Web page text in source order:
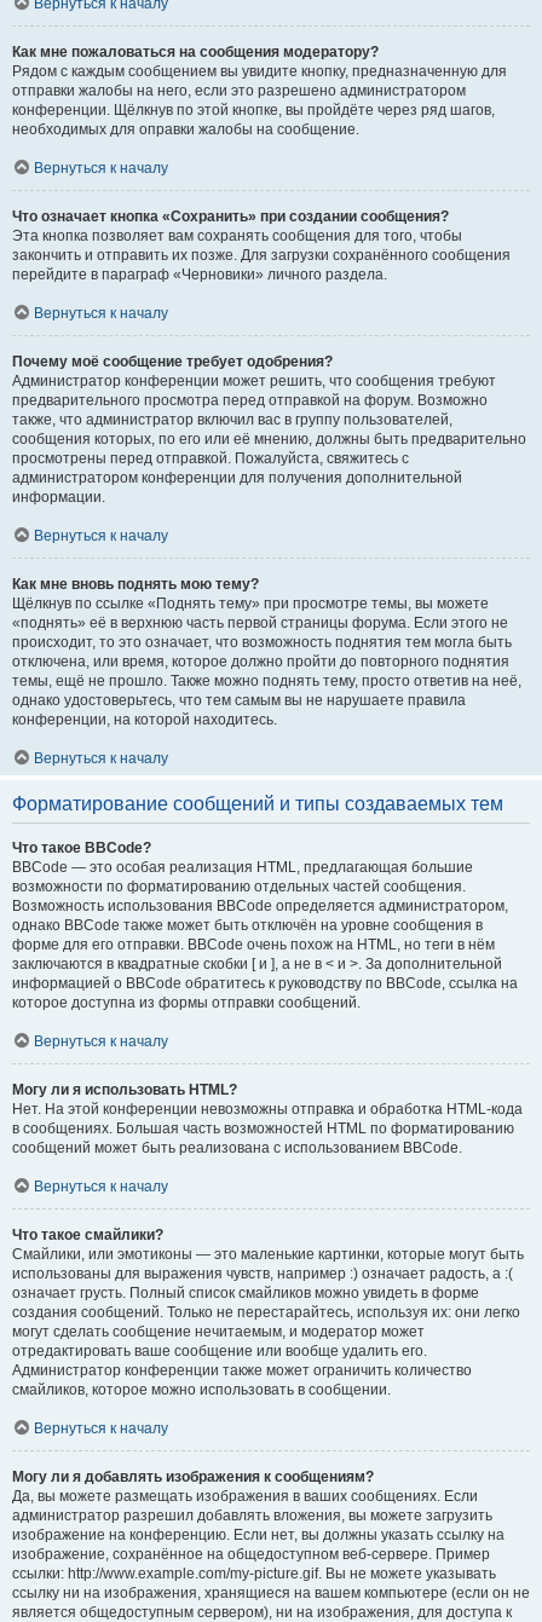
Вернуться к началу
Как мне пожаловаться на сообщения модератору?
Рядом с каждым сообщением вы увидите кнопку, предназначенную для
отправки жалобы на него, если это разрешено администратором
конференции. Щёлкнув по этой кнопке, вы пройдёте через ряд шагов,
необходимых для оправки жалобы на сообщение.
Вернуться к началу
Что означает кнопка «Сохранить» при создании сообщения?
Эта кнопка позволяет вам сохранять сообщения для того, чтобы
закончить и отправить их позже. Для загрузки сохранённого сообщения
перейдите в параграф «Черновики» личного раздела.
Вернуться к началу
Почему моё сообщение требует одобрения?
Администратор конференции может решить, что сообщения требуют
предварительного просмотра перед отправкой на форум. Возможно
также, что администратор включил вас в группу пользователей,
сообщения которых, по его или её мнению, должны быть предварительно
просмотрены перед отправкой. Пожалуйста, свяжитесь с
администратором конференции для получения дополнительной
информации.
Вернуться к началу
Как мне вновь поднять мою тему?
Щёлкнув по ссылке «Поднять тему» при просмотре темы, вы можете
«поднять» её в верхнюю часть первой страницы форума. Если этого не
происходит, то это означает, что возможность поднятия тем могла быть
отключена, или время, которое должно пройти до повторного поднятия
темы, ещё не прошло. Также можно поднять тему, просто ответив на неё,
однако удостоверьтесь, что тем самым вы не нарушаете правила
конференции, на которой находитесь.
Вернуться к началу
Форматирование сообщений и типы создаваемых тем
Что такое BBCode?
BBCode — это особая реализация HTML, предлагающая большие
возможности по форматированию отдельных частей сообщения.
Возможность использования BBCode определяется администратором,
однако BBCode также может быть отключён на уровне сообщения в
форме для его отправки. BBCode очень похож на HTML, но теги в нём
заключаются в квадратные скобки [ и ], а не в < и >. За дополнительной
информацией о BBCode обратитесь к руководству по BBCode, ссылка на
которое доступна из формы отправки сообщений.
Вернуться к началу
Могу ли я использовать HTML?
Нет. На этой конференции невозможны отправка и обработка HTML-кода
в сообщениях. Большая часть возможностей HTML по форматированию
сообщений может быть реализована с использованием BBCode.
Вернуться к началу
Что такое смайлики?
Смайлики, или эмотиконы — это маленькие картинки, которые могут быть
использованы для выражения чувств, например :) означает радость, а :(
означает грусть. Полный список смайликов можно увидеть в форме
создания сообщений. Только не перестарайтесь, используя их: они легко
могут сделать сообщение нечитаемым, и модератор может
отредактировать ваше сообщение или вообще удалить его.
Администратор конференции также может ограничить количество
смайликов, которое можно использовать в сообщении.
Вернуться к началу
Могу ли я добавлять изображения к сообщениям?
Да, вы можете размещать изображения в ваших сообщениях. Если
администратор разрешил добавлять вложения, вы можете загрузить
изображение на конференцию. Если нет, вы должны указать ссылку на
изображение, сохранённое на общедоступном веб-сервере. Пример
ссылки: http://www.example.com/my-picture.gif. Вы не можете указывать
ссылку ни на изображения, хранящиеся на вашем компьютере (если он не
является общедоступным сервером), ни на изображения, для доступа к